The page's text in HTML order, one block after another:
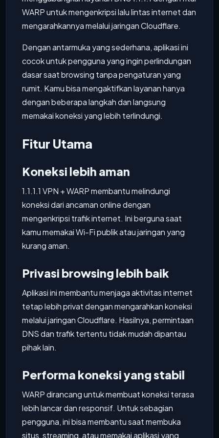
WARP untuk mengenkripsi lalu lintas internet dan
mengarahkannya melalui jaringan Cloudflare.
Dengan antarmuka yang sederhana, aplikasi ini
cocok untuk pengguna yang ingin perlindungan
dasar saat browsing tanpa pengaturan yang
rumit. Kamu bisa mengaktifkan layanan hanya
dengan beberapa langkah dan langsung
memakai koneksi yang lebih terlindungi.
Fitur Utama
Koneksi lebih aman
1.1.1.1 VPN + WARP membantu melindungi
koneksi dari ancaman online dengan
mengenkripsi trafik internet. Ini berguna saat
kamu memakai Wi-Fi publik atau jaringan yang
kurang aman.
Privasi browsing lebih baik
Aplikasi ini membantu menjaga aktivitas internet
tetap lebih privat dengan mengarahkan koneksi
melalui jaringan Cloudflare. Hasilnya, permintaan
DNS dan trafik tertentu tidak mudah dipantau
pihak lain.
Performa koneksi yang stabil
WARP dirancang untuk membuat koneksi terasa
lebih lancar dan responsif. Untuk sebagian
pengguna, ini bisa membantu saat membuka
situs, streaming, atau memakai aplikasi yang